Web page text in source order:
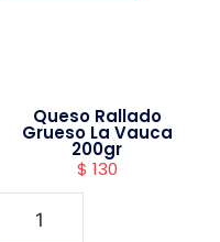
Queso Rallado
Grueso La Vauca
200gr
$ 130